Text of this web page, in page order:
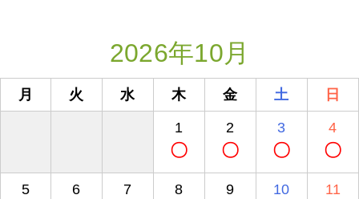
2026年10月
月 火 水 木 金 土 日
1
〇
2
〇
3
〇
4
〇
5 6 7 8 9 10 11